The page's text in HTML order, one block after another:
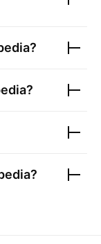
?
?
?